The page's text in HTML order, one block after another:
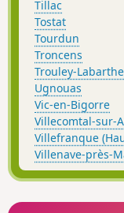
Tillac
Tostat
Tourdun
Troncens
Trouley-Labarthe
Ugnouas
Vic-en-Bigorre
Villecomtal-sur-
Villefranque
Villenave-près-